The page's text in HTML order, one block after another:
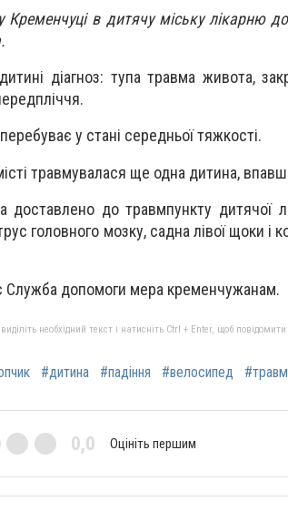
в дитячу міську лікарню
діагноз: тупа травма живота,
у стані середньої тяжкості.
травмувалася ще одна дитина,
доставлено до травмпункту дитячої
головного мозку, садна лівої щоки і
Служба допомоги мера кременчужанам.
необхідний текст і натисніть Ctrl + Enter, щоб
#дитина #падіння #велосипед
0,0 Оцініть першим